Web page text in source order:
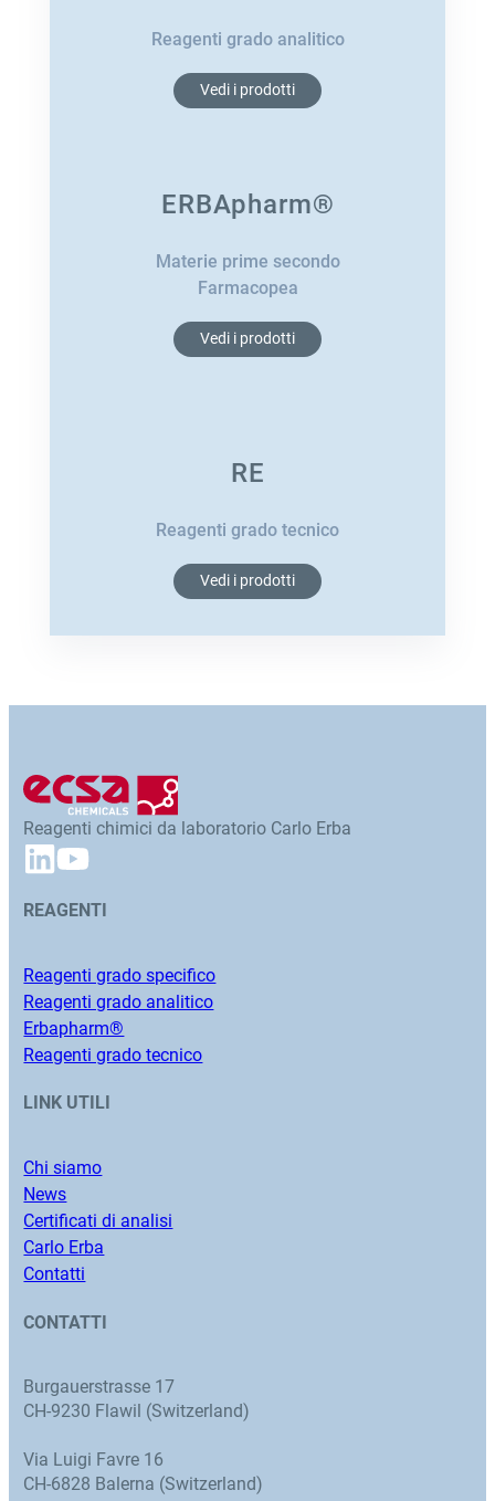
Reagenti grado analitico
Vedi i prodotti
ERBApharm®
Materie prime secondo
Farmacopea
Vedi i prodotti
RE
Reagenti grado tecnico
Vedi i prodotti
Reagenti chimici da laboratorio Carlo Erba
REAGENTI
Reagenti grado specifico
Reagenti grado analitico
Erbapharm®
Reagenti grado tecnico
LINK UTILI
Chi siamo
News
Certificati di analisi
Carlo Erba
Contatti
CONTATTI
Burgauerstrasse 17
CH-9230 Flawil (Switzerland)
Via Luigi Favre 16
CH-6828 Balerna (Switzerland)